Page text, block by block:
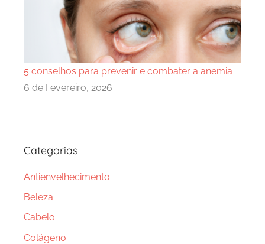
5 conselhos para prevenir e combater a anemia
6 de Fevereiro, 2026
Categorias
Antienvelhecimento
Beleza
Cabelo
Colágeno